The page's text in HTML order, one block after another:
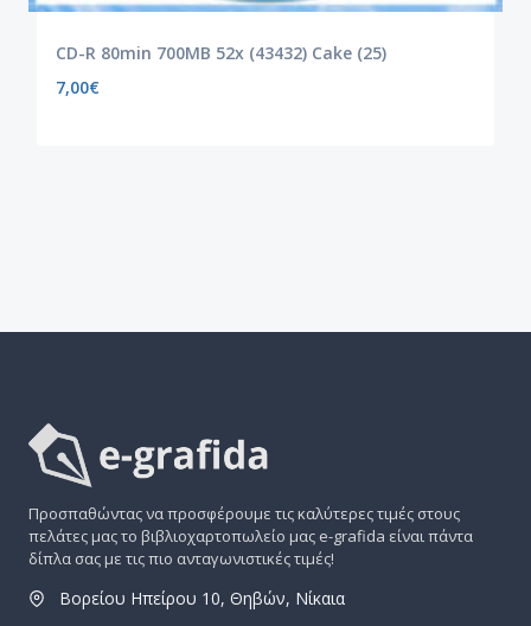
CD-R 80min 700MB 52x (43432) Cake (25)
7,00€
Προσπαθώντας να προσφέρουμε τις καλύτερες τιμές στους
πελάτες μας το βιβλιοχαρτοπωλείο μας e-grafida είναι πάντα
δίπλα σας με τις πιο ανταγωνιστικές τιμές!
Βορείου Ηπείρου 10, Θηβών, Νίκαια